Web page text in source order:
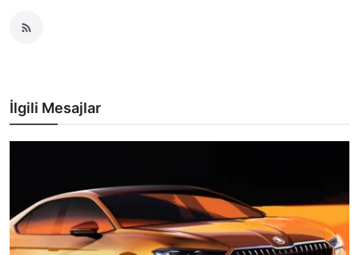
İlgili Mesajlar